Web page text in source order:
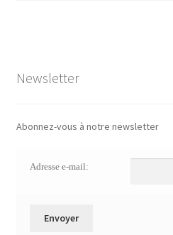
Newsletter
Abonnez-vous à notre newsletter
Adresse e-mail: